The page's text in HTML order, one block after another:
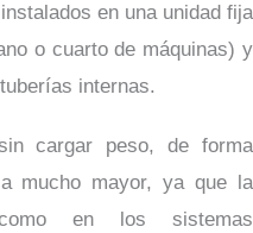
en una unidad fija
o cuarto de máquinas) y
internas.
cargar peso, de forma
mucho mayor, ya que la
en los sistemas